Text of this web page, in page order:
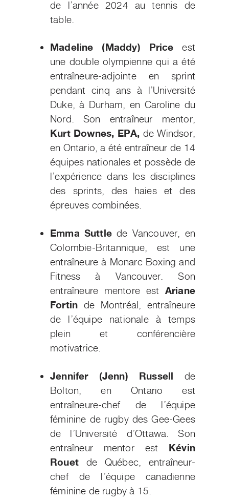
de l’année 2024 au tennis de
table.
Madeline (Maddy) Priceest
une double olympienne qui a été
entraîneure-adjointe en sprint
pendant cinq ans à l’Université
Duke, à Durham, en Caroline du
Nord. Son entraîneur mentor,
Kurt Downes, EPA, de Windsor,
en Ontario, a été entraîneur de 14
équipes nationales et possède de
l’expérience dans les disciplines
des sprints, des haies et des
épreuves combinées.
Emma Suttle de Vancouver, en
Colombie-Britannique, est une
entraîneure à Monarc Boxing and
Fitness à Vancouver. Son
entraîneure mentore est Ariane
Fortin de Montréal, entraîneure
de l’équipe nationale à temps
plein et conférencière
motivatrice.
Jennifer (Jenn) Russell de
Bolton, en Ontario est
entraîneure-chef de l’équipe
féminine de rugby des Gee-Gees
de l’Université d’Ottawa. Son
entraîneur mentor est
Kévin
Rouetde Québec, entraîneur-
chef de l’équipe canadienne
féminine de rugby à 15.